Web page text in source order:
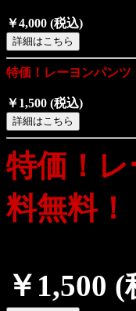
￥4,000 (税込)
特価！レーヨンパ
￥1,500 (税込)
特価！
料無料！
￥1,500 (